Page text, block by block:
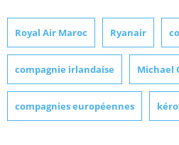
Royal Air Maroc Ryanair
compagnie irlandaise Michael
compagnies européennes